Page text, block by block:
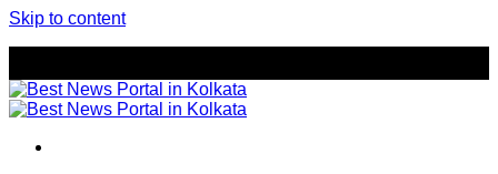
Skip to content